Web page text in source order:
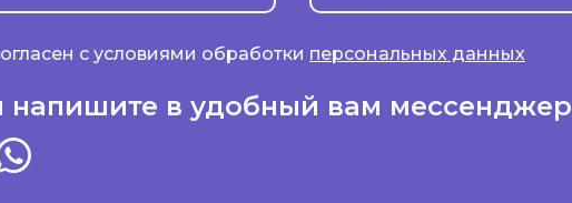
с условиями обработки персональных данных
напишите в удобный вам мессенджер